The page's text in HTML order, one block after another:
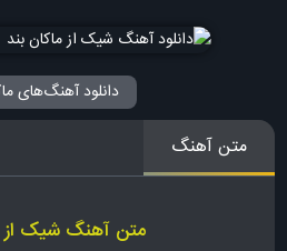
دانلود آهنگ‌های
متن آهنگ
متن آهنگ شیک از